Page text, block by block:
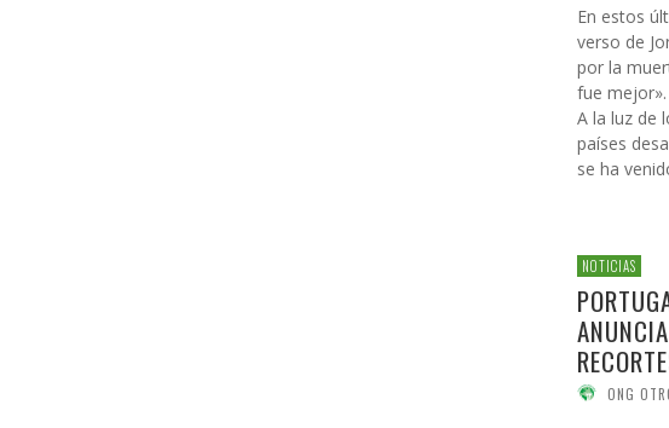
En estos
verso de
por la
fue mejor».
A la luz de
países
se ha
NOTICIAS
ONG